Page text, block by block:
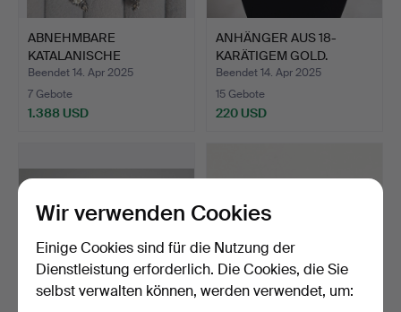
ABNEHMBARE
KATALANISCHE
OHRRINGE. 20. JAHR…
Beendet 14. Apr 2025
7 Gebote
1.388 USD
ANHÄNGER AUS 18-
KARÄTIGEM GOLD.
ZWANZIGSTE…
Beendet 14. Apr 2025
15 Gebote
220 USD
Wir verwenden Cookies
Einige Cookies sind für die Nutzung der
Dienstleistung erforderlich. Die Cookies, die Sie
selbst verwalten können, werden verwendet, um: